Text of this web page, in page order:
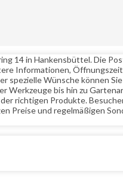
14 in Hankensbüttel. Die
Informationen,
Wünsche können
bis hin zu
richtigen Produkte.
Preise und regelmäßigen